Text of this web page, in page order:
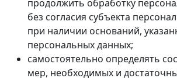
продолжить обработку
без согласия субъекта
при наличии оснований,
персональных данных;
самостоятельно определять
мер, необходимых и